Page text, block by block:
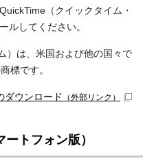
（クイックタイム・
ルしてください。
）は、米国および他の国々で
標です。
ダウンロード （外部リンク）
トフォン版）